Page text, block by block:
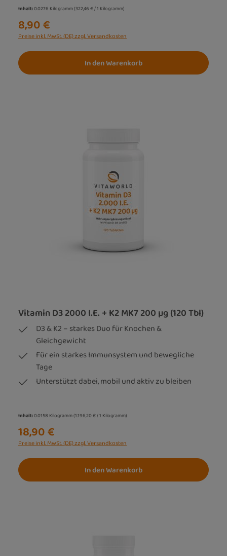
Inhalt:0.0276 Kilogramm(322,46 € / 1 Kilogramm)
8,90 €
Preise inkl. MwSt. (DE) zzgl. Versandkosten
In den Warenkorb
Vitamin D3 2000 I.E. + K2 MK7 200 µg (120 Tbl)
D3 & K2 – starkes Duo für Knochen &
Gleichgewicht
Für ein starkes Immunsystem und bewegliche
Tage
Unterstützt dabei, mobil und aktiv zu bleiben
Inhalt:0.0158 Kilogramm(1.196,20 € / 1 Kilogramm)
18,90 €
Preise inkl. MwSt. (DE) zzgl. Versandkosten
In den Warenkorb